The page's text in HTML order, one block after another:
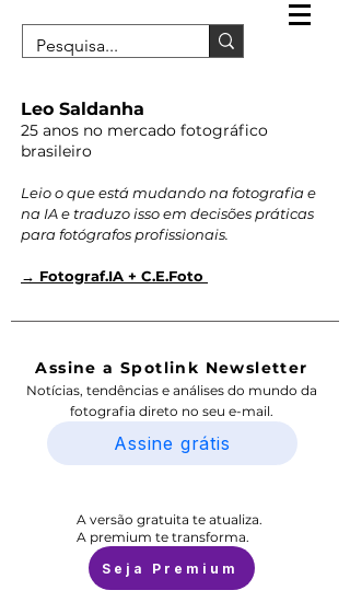
Leo Saldanha
25 anos no mercado fotográfico
brasileiro
Leio o que está mudando na fotografia e
na IA e traduzo isso em decisões práticas
para fotógrafos profissionais.
→ Fotograf.IA + C.E.Foto
Assine a Spotlink Newsletter
Notícias, tendências e análises do mundo da
fotografia direto no seu e-mail.
Assine grátis
A versão gratuita te atualiza.
A premium te transforma.
Seja Premium